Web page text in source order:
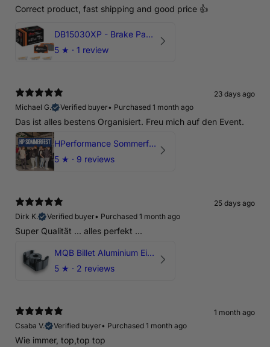
Correct product, fast shipping and good price 👍
DB15030XP - Brake Pads Xtreme Performance | Front Axle
5 ★ · 1 review
23 days ago
Michael G.
Verified buyer• Purchased 1 month ago
Das ist alles bestens Organisiert. Freu mich auf den Event.
HPerformance Sommerfest 2026
5 ★ · 9 reviews
25 days ago
Dirk K.
Verified buyer• Purchased 1 month ago
Super Qualität ... alles perfekt ...
MQB Billet Aluminium Einsatz Drehmomentstütze - DOGBONE für Audi RS3, TTRS, RSQ3
5 ★ · 2 reviews
1 month ago
Csaba V.
Verified buyer• Purchased 1 month ago
Wie immer, top,top top